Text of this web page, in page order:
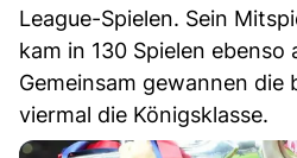
League-Spielen. Sein
kam in 130 Spielen ebenso
Gemeinsam gewannen die
viermal die Königsklasse.